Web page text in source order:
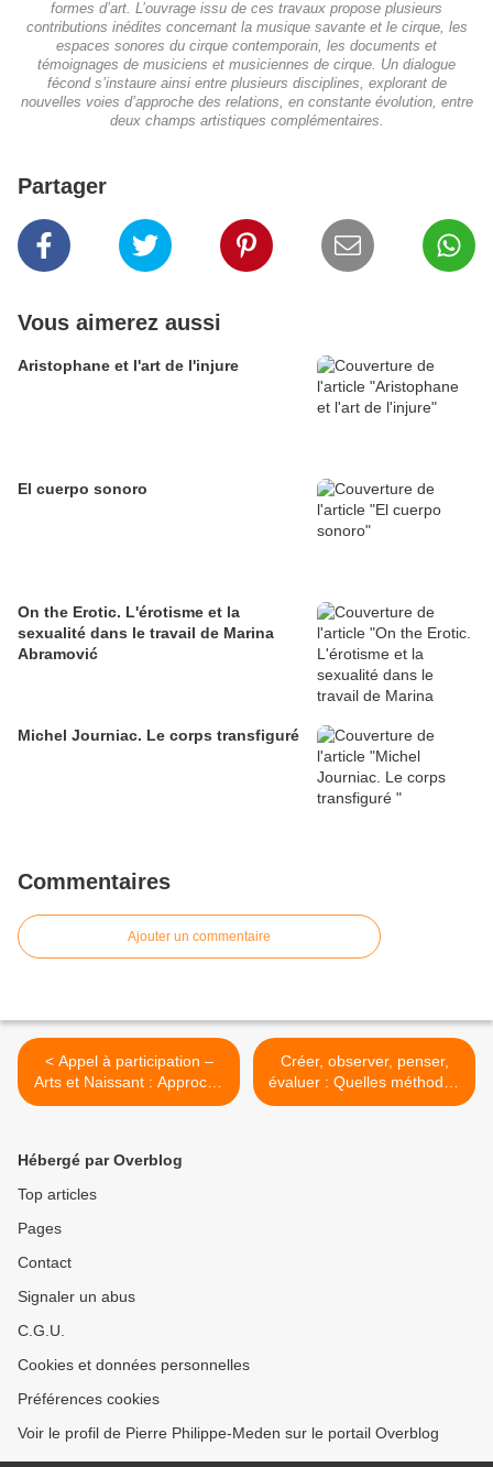
formes d’art. L’ouvrage issu de ces travaux propose plusieurs
contributions inédites concernant la musique savante et le cirque, les
espaces sonores du cirque contemporain, les documents et
témoignages de musiciens et musiciennes de cirque. Un dialogue
fécond s’instaure ainsi entre plusieurs disciplines, explorant de
nouvelles voies d’approche des relations, en constante évolution, entre
deux champs artistiques complémentaires.
Partager
Vous aimerez aussi
Aristophane et l'art de l'injure
El cuerpo sonoro
On the Erotic. L'érotisme et la
sexualité dans le travail de Marina
Abramović
Michel Journiac. Le corps transfiguré
Commentaires
Ajouter un commentaire
< Appel à participation –
Arts et Naissant : Approche
interdisciplinaire des savoirs
Créer, observer, penser,
évaluer : Quelles méthodes
pour la recherche-création
Hébergé par Overblog
Top articles
Pages
Contact
Signaler un abus
C.G.U.
Cookies et données personnelles
Préférences cookies
Voir le profil de Pierre Philippe-Meden sur le portail Overblog